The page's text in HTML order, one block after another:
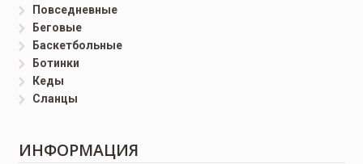
Повседневные
Беговые
Баскетбольные
Ботинки
Кеды
Сланцы
ИНФОРМАЦИЯ